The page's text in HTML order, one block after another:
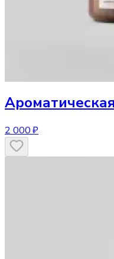
2 000 ₽